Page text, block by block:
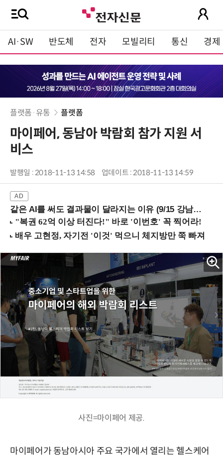
AI·SW 반도체 전자 모빌리티 통신 경제
플랫폼·유통 플랫폼
마이페어, 동남아 박람회 참가 지원 서
비스
발행일 : 2018-11-13 14:58 업데이트 : 2018-11-13 14:59
같은 AI를 써도 결과물이 달라지는 이유 (9/15 강남역)
사진=마이페어 제공.
마이페어가 동남아시아 주요 국가에서 열리는 헬스케어